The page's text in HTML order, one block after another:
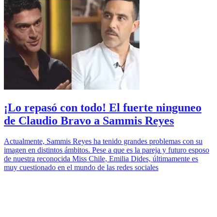
¡Lo repasó con todo! El fuerte ninguneo
de Claudio Bravo a Sammis Reyes
Actualmente, Sammis Reyes ha tenido grandes problemas con su
imagen en distintos ámbitos. Pese a que es la pareja y futuro esposo
de nuestra reconocida Miss Chile, Emilia Dides, últimamente es
muy cuestionado en el mundo de las redes sociales